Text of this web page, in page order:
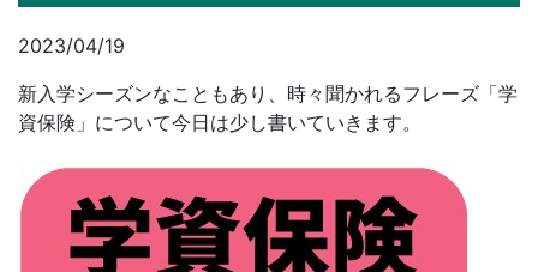
2023/04/19
新入学シーズンなこともあり、時々聞かれるフレーズ「学
資保険」について今日は少し書いていきます。